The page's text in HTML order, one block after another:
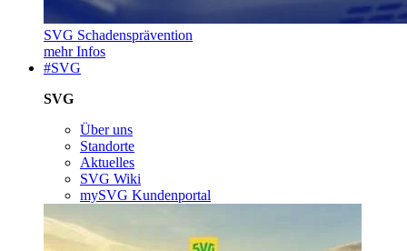
SVG Schadensprävention
mehr Infos
#SVG
SVG
Über uns
Standorte
Aktuelles
SVG Wiki
mySVG Kundenportal